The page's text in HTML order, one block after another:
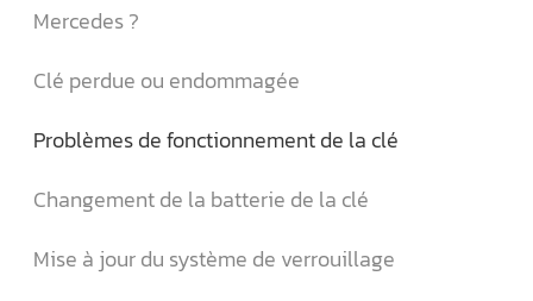
Mercedes ?
Clé perdue ou endommagée
Problèmes de fonctionnement de la clé
Changement de la batterie de la clé
Mise à jour du système de verrouillage